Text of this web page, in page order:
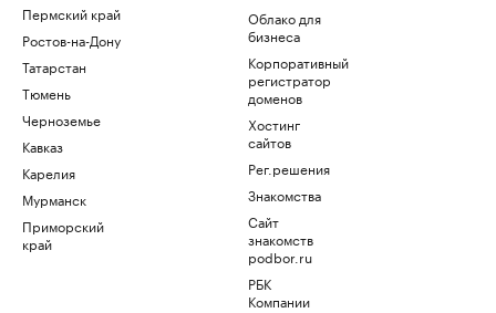
Пермский край
Ростов-на-Дону
Татарстан
Тюмень
Черноземье
Кавказ
Карелия
Мурманск
Приморский
край
Облако для
бизнеса
Корпоративный
регистратор
доменов
Хостинг
сайтов
Рег.решения
Знакомства
Сайт
знакомств
podbor.ru
РБК
Компании